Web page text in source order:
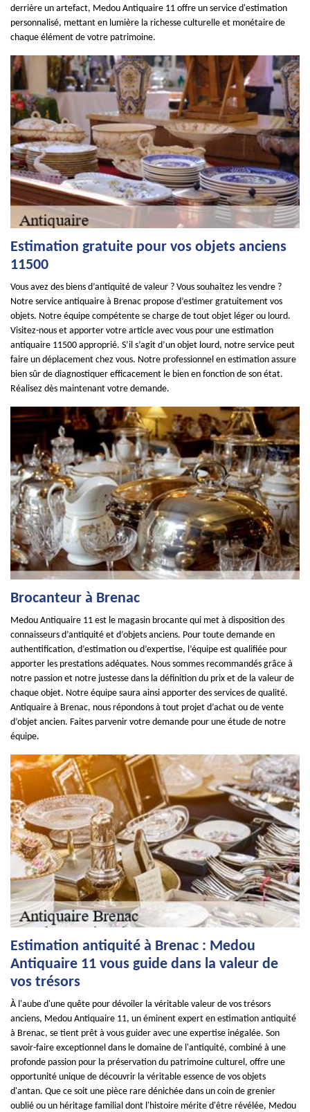
derrière un artefact, Medou Antiquaire 11 offre un service d'estimation
personnalisé, mettant en lumière la richesse culturelle et monétaire de
chaque élément de votre patrimoine.
Estimation gratuite pour vos objets anciens
11500
Vous avez des biens d’antiquité de valeur ? Vous souhaitez les vendre ?
Notre service antiquaire à Brenac propose d’estimer gratuitement vos
objets. Notre équipe compétente se charge de tout objet léger ou lourd.
Visitez-nous et apporter votre article avec vous pour une estimation
antiquaire 11500 approprié. S’il s’agit d’un objet lourd, notre service peut
faire un déplacement chez vous. Notre professionnel en estimation assure
bien sûr de diagnostiquer efficacement le bien en fonction de son état.
Réalisez dès maintenant votre demande.
Brocanteur à Brenac
Medou Antiquaire 11 est le magasin brocante qui met à disposition des
connaisseurs d’antiquité et d’objets anciens. Pour toute demande en
authentification, d’estimation ou d’expertise, l’équipe est qualifiée pour
apporter les prestations adéquates. Nous sommes recommandés grâce à
notre passion et notre justesse dans la définition du prix et de la valeur de
chaque objet. Notre équipe saura ainsi apporter des services de qualité.
Antiquaire à Brenac, nous répondons à tout projet d’achat ou de vente
d’objet ancien. Faites parvenir votre demande pour une étude de notre
équipe.
Estimation antiquité à Brenac : Medou
Antiquaire 11 vous guide dans la valeur de
vos trésors
À l'aube d'une quête pour dévoiler la véritable valeur de vos trésors
anciens, Medou Antiquaire 11, un éminent expert en estimation antiquité
à Brenac, se tient prêt à vous guider avec une expertise inégalée. Son
savoir-faire exceptionnel dans le domaine de l'antiquité, combiné à une
profonde passion pour la préservation du patrimoine culturel, offre une
opportunité unique de découvrir la véritable essence de vos objets
d'antan. Que ce soit une pièce rare dénichée dans un coin de grenier
oublié ou un héritage familial dont l'histoire mérite d'être révélée, Medou